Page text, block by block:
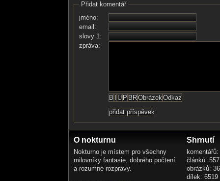
Přidat komentář
jméno:
email:
slovy 1:
zpráva:
O nokturnu
Nokturno je místem pro všechny
milovníky fantasie, dobrého počtení
a rozumné rozpravy.
Shrnutí
článků: 557
obrázků:
dílek: 6519